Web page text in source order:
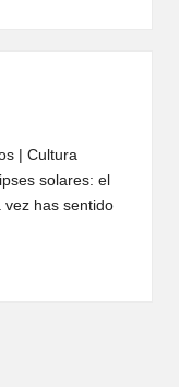
| Cultura
solares: el
has sentido